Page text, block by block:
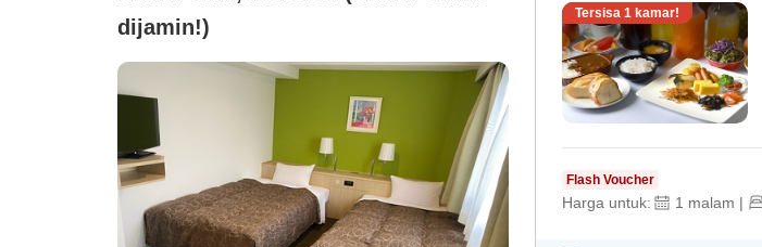
dijamin!)
Tersisa 1 kamar!
Flash Voucher
Harga untuk: 1 malam |